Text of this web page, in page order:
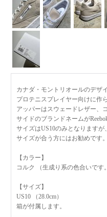
カナダ・モントリオールのデザ
プロテニスプレイヤー向けに作
アッパーはスウェードレザー、
サイドのブランドネームが
サイズはUS10のみとなります
サイズが合う方にはお勧めです
【カラー】
コルク （生成り系の色合いです
【サイズ】
US10 （28.0cm）
箱が付属します。